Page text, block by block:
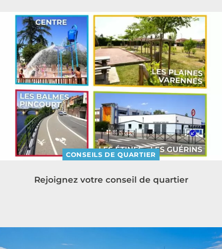
CONSEILS DE QUARTIER
Rejoignez votre conseil de quartier